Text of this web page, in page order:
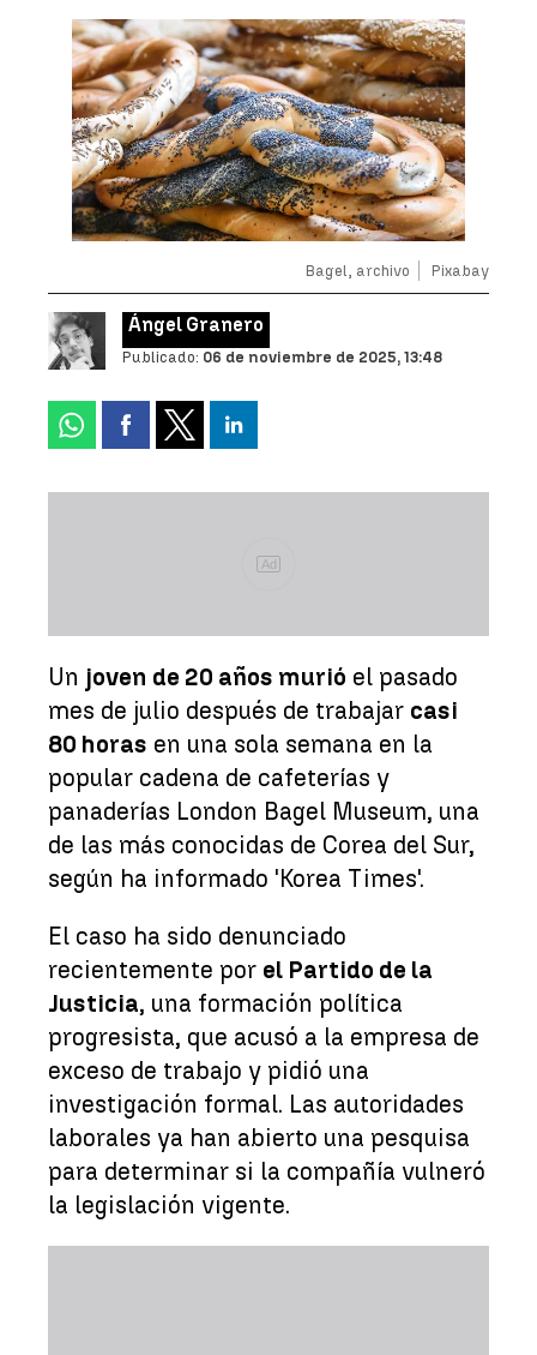
Bagel, archivo Pixabay
Ángel Granero
Publicado: 06 de noviembre de 2025, 13:48
Ad
Un joven de 20 años murió el pasado
mes de julio después de trabajar casi
80 horas en una sola semana en la
popular cadena de cafeterías y
panaderías London Bagel Museum, una
de las más conocidas de Corea del Sur,
según ha informado 'Korea Times'.
El caso ha sido denunciado
recientemente por el Partido de la
Justicia, una formación política
progresista, que acusó a la empresa de
exceso de trabajo y pidió una
investigación formal. Las autoridades
laborales ya han abierto una pesquisa
para determinar si la compañía vulneró
la legislación vigente.